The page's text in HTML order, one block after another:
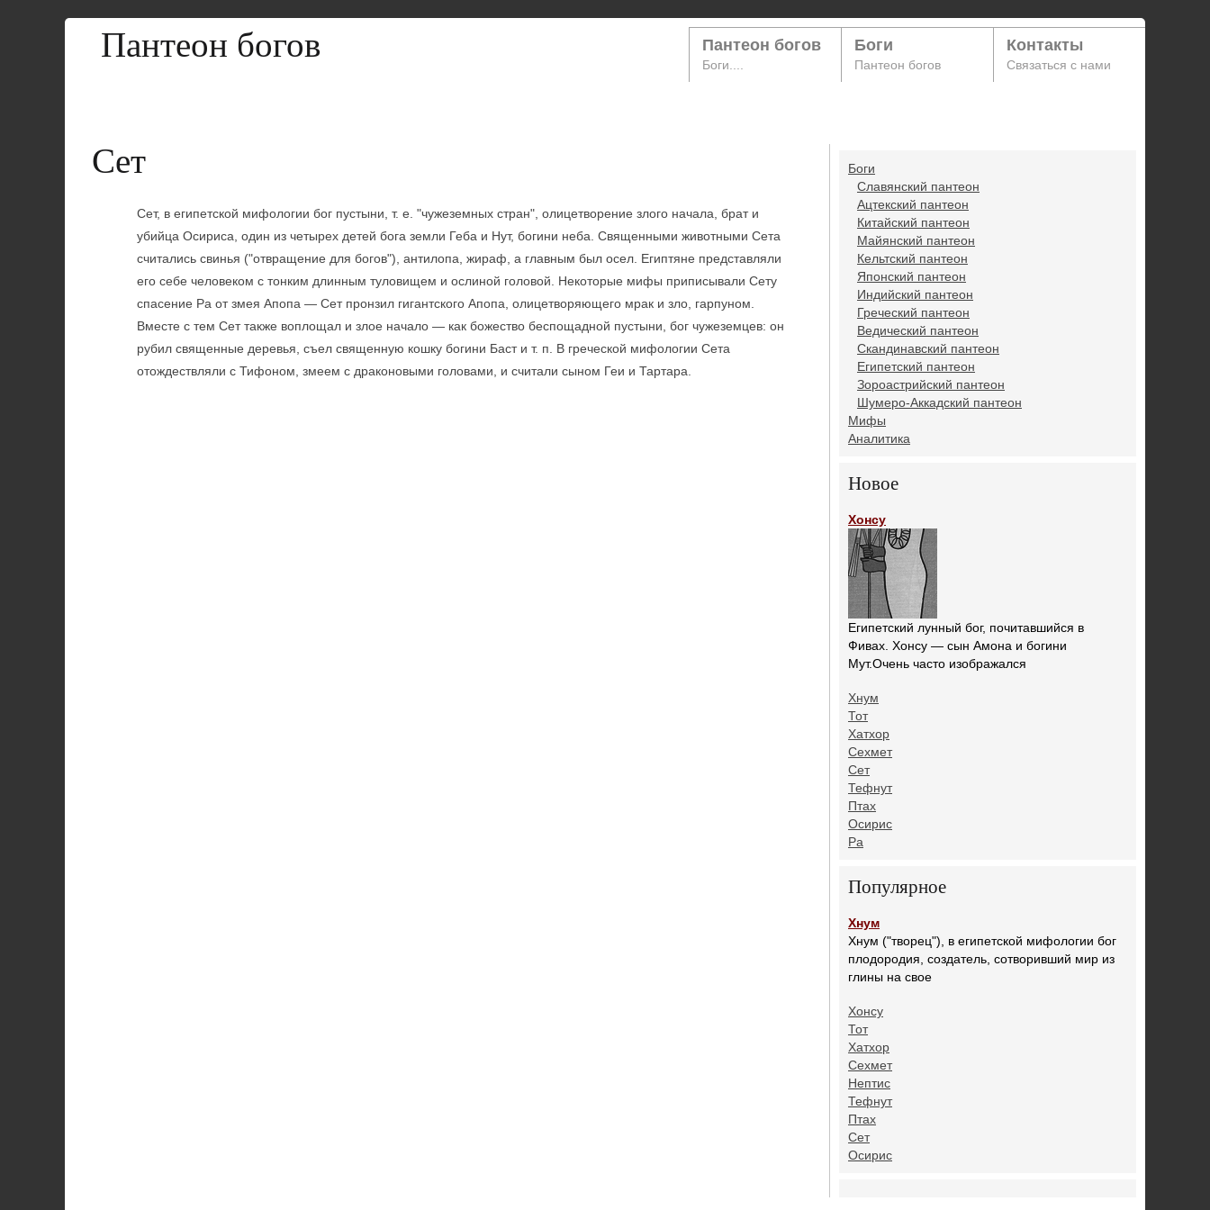
Пантеон богов Пантеон богов
Боги....
Боги
Пантеон богов
Контакты
Связаться с нами
Сет
Сет, в египетской мифологии бог пустыни, т. е. "чужеземных стран", олицетворение злого начала, брат и
убийца Осириса, один из четырех детей бога земли Геба и Нут, богини неба. Священными животными Сета
считались свинья ("отвращение для богов"), антилопа, жираф, а главным был осел. Египтяне представляли
его себе человеком с тонким длинным туловищем и ослиной головой. Некоторые мифы приписывали Сету
спасение Ра от змея Апопа — Сет пронзил гигантского Апопа, олицетворяющего мрак и зло, гарпуном.
Вместе с тем Сет также воплощал и злое начало — как божество беспощадной пустыни, бог чужеземцев: он
рубил священные деревья, съел священную кошку богини Баст и т. п. В греческой мифологии Сета
отождествляли с Тифоном, змеем с драконовыми головами, и считали сыном Геи и Тартара.
Боги
Славянский пантеон
Ацтекский пантеон
Китайский пантеон
Майянский пантеон
Кельтский пантеон
Японский пантеон
Индийский пантеон
Греческий пантеон
Ведический пантеон
Скандинавский пантеон
Египетский пантеон
Зороастрийский пантеон
Шумеро-Аккадский пантеон
Мифы
Аналитика
Новое
Хонсу
Египетский лунный бог, почитавшийся в
Фивах. Хонсу — сын Амона и богини
Мут.Очень часто изображался
Хнум
Тот
Хатхор
Сехмет
Сет
Тефнут
Птах
Осирис
Ра
Популярное
Хнум
Хнум ("творец"), в египетской мифологии бог
плодородия, создатель, сотворивший мир из
глины на свое
Хонсу
Тот
Хатхор
Сехмет
Нептис
Тефнут
Птах
Сет
Осирис